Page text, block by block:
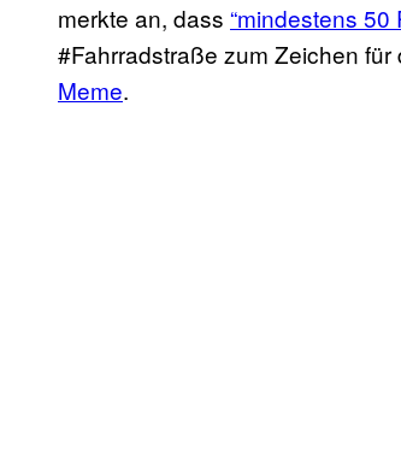
merkte an, dass “mindestens 50
#Fahrradstraße zum Zeichen
Meme.